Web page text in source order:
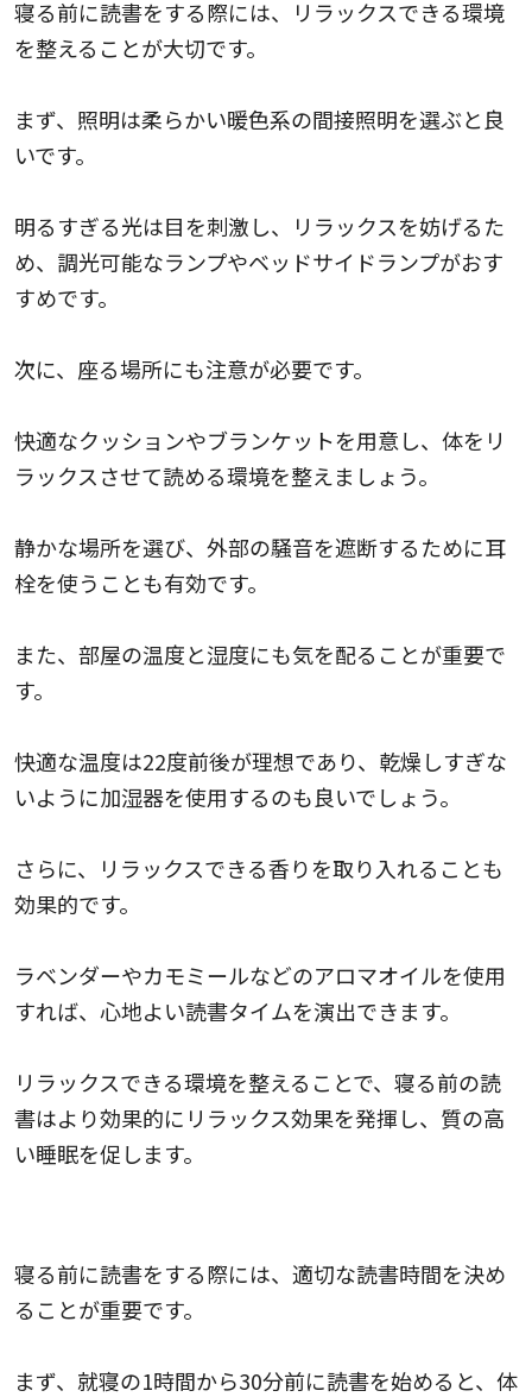
寝る前に読書をする際には、リラックスできる環境
を整えることが大切です。
まず、照明は柔らかい暖色系の間接照明を選ぶと良
いです。
明るすぎる光は目を刺激し、リラックスを妨げるた
め、調光可能なランプやベッドサイドランプがおす
すめです。
次に、座る場所にも注意が必要です。
快適なクッションやブランケットを用意し、体をリ
ラックスさせて読める環境を整えましょう。
静かな場所を選び、外部の騒音を遮断するために耳
栓を使うことも有効です。
また、部屋の温度と湿度にも気を配ることが重要で
す。
快適な温度は22度前後が理想であり、乾燥しすぎな
いように加湿器を使用するのも良いでしょう。
さらに、リラックスできる香りを取り入れることも
効果的です。
ラベンダーやカモミールなどのアロマオイルを使用
すれば、心地よい読書タイムを演出できます。
リラックスできる環境を整えることで、寝る前の読
書はより効果的にリラックス効果を発揮し、質の高
い睡眠を促します。
寝る前に読書をする際には、適切な読書時間を決め
ることが重要です。
まず、就寝の1時間から30分前に読書を始めると、体